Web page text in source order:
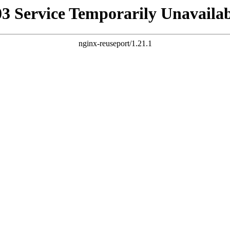
Service Temporarily
nginx-reuseport/1.21.1